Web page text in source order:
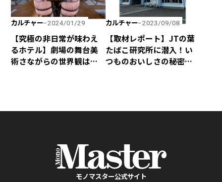
カルチャー 2024/01/29
【究極の非日常が味わえ
るホテル】劇場の舞台美
術さながらの世界観は圧
カルチャー 2023/09/08
【取材レポート】JTの葉
たばこ研究所に潜入！い
つものおいしさの秘密が
モノマスター公式サイト